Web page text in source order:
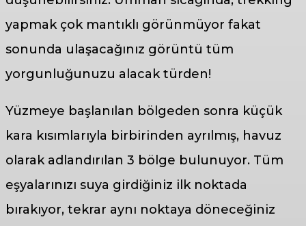
yapmak çok mantıklı görünmüyor fakat
sonunda ulaşacağınız görüntü tüm
yorgunluğunuzu alacak türden!
Yüzmeye başlanılan bölgeden sonra küçük
kara kısımlarıyla birbirinden ayrılmış, havuz
olarak adlandırılan 3 bölge bulunuyor. Tüm
eşyalarınızı suya girdiğiniz ilk noktada
bırakıyor, tekrar aynı noktaya döneceğiniz